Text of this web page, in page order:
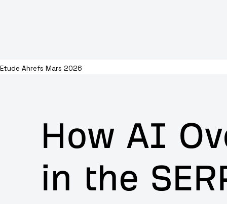
Etude Ahrefs Mars 2026